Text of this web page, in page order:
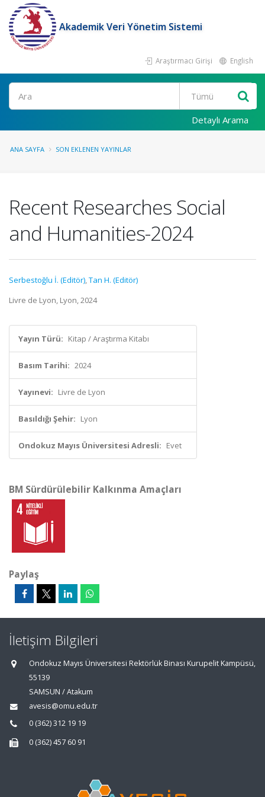
Akademik Veri Yönetim Sistemi
Araştırmacı Girişi English
Ara
Detaylı Arama
ANA SAYFA SON EKLENEN YAYINLAR
Recent Researches Social
and Humanities-2024
Serbestoğlu İ. (Editör),Tan H. (Editör)
Livre de Lyon, Lyon, 2024
Yayın Türü: Kitap / Araştırma Kitabı
Basım Tarihi: 2024
Yayınevi: Livre de Lyon
Basıldığı Şehir: Lyon
Ondokuz Mayıs Üniversitesi Adresli: Evet
BM Sürdürülebilir Kalkınma Amaçları
Paylaş
İletişim Bilgileri
Ondokuz Mayıs Üniversitesi Rektörlük Binası Kurupelit Kampüsü,
55139
SAMSUN / Atakum
avesis@omu.edu.tr
0 (362) 312 19 19
0 (362) 457 60 91